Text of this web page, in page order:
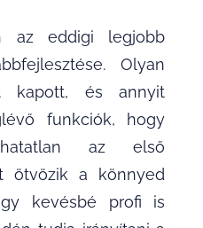
az eddigi legjobb
Olyan
kapott, és annyit
funkciók, hogy
az első
ötvözik a könnyed
kevésbé profi is